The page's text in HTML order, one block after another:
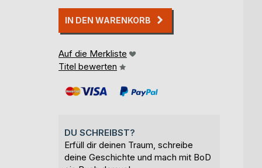
IN DEN WARENKORB
Auf die Merkliste
Titel bewerten
DU SCHREIBST?
Erfüll dir deinen Traum, schreibe
deine Geschichte und mach mit BoD